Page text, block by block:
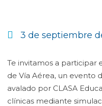
3 de septiembre
Te invitamos a participar
de Vía Aérea, un evento
avalado por CLASA
clínicas mediante